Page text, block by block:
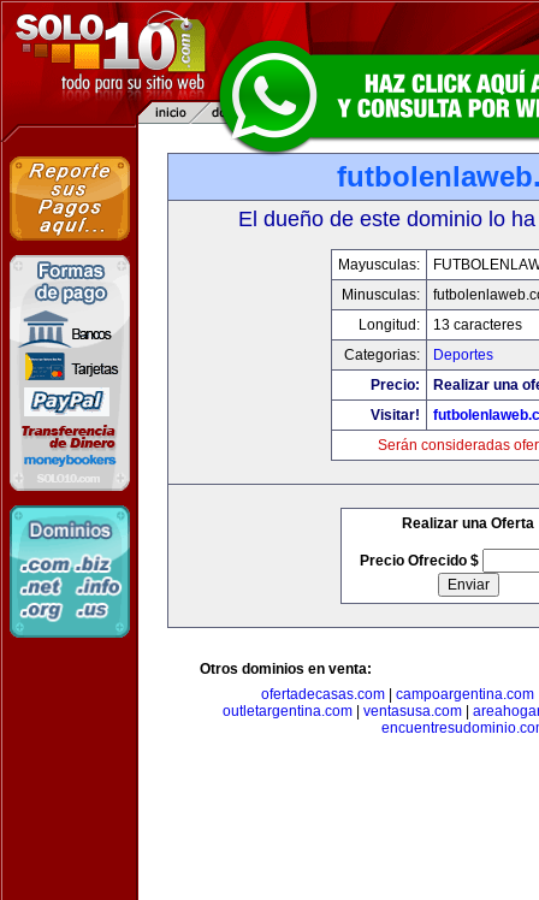
El dueño de este dominio lo
Mayusculas:
Minusculas:
Longitud:
13 caracteres
Categorias:
Deportes
Precio:
Realizar una
Visitar!
Serán consideradas
Realizar una Oferta
Precio Ofrecido $
Otros dominios en venta:
ofertadecasas.com| campoargentina.com
outletargentina.com
ventasusa.com